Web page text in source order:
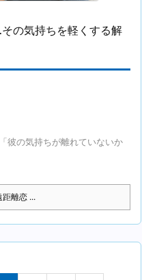
の気持ちを軽くする解
彼の気持ちが離れていないか
距離恋 ...